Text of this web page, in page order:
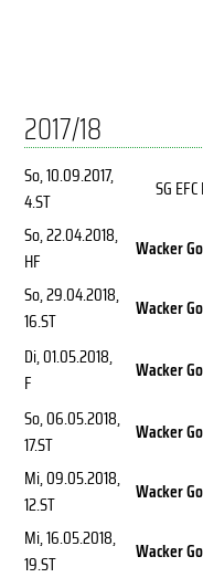
2017/18
So, 10.09.2017,
4.ST
SG
So, 22.04.2018,
HF
Wacker
So, 29.04.2018,
16.ST
Wacker
Di, 01.05.2018,
F
Wacker
So, 06.05.2018,
17.ST
Wacker
Mi, 09.05.2018,
12.ST
Wacker
Mi, 16.05.2018,
19.ST
Wacker